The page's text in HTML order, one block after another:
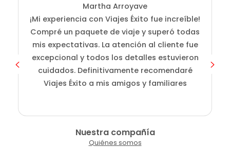
Martha Arroyave
¡Mi experiencia con Viajes Éxito fue increíble!
Compré un paquete de viaje y superó todas
mis expectativas. La atención al cliente fue
excepcional y todos los detalles estuvieron
cuidados. Definitivamente recomendaré
Viajes Éxito a mis amigos y familiares
Nuestra compañía
Quiénes somos